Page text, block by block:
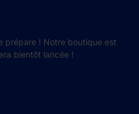
prépare ! Notre boutique est
bientôt lancée !